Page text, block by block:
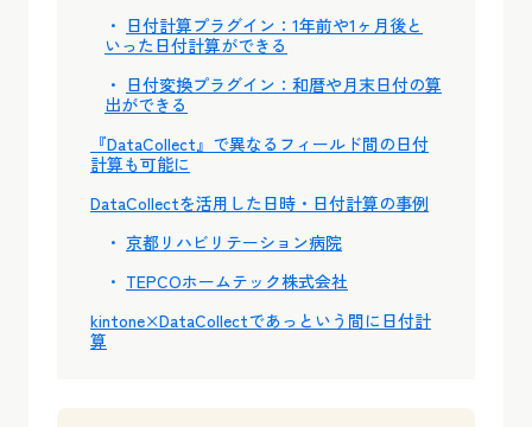
日付計算プラグイン：1年前や1ヶ月後と
いった日付計算ができる
日付変換プラグイン：和暦や月末日付の算
出ができる
『DataCollect』で異なるフィールド間の日付
計算も可能に
DataCollectを活用した日時・日付計算の事例
京都リハビリテーション病院
TEPCOホームテック株式会社
kintone×DataCollectであっという間に日付計
算